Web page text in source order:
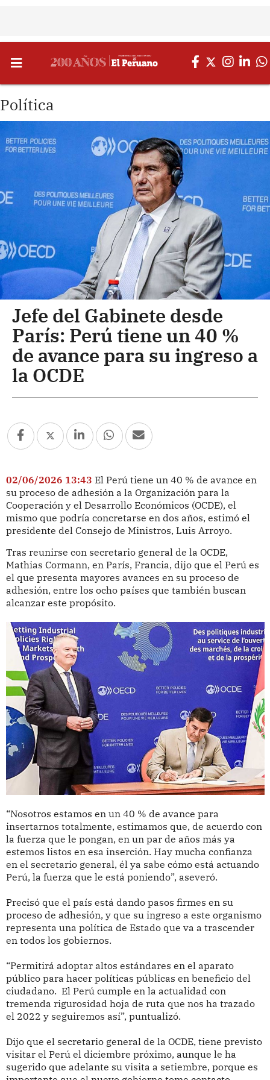
Política
Jefe del Gabinete desde
París: Perú tiene un 40 %
de avance para su ingreso a
la OCDE
02/06/2026 13:43 El Perú tiene un 40 % de avance en
su proceso de adhesión a la Organización para la
Cooperación y el Desarrollo Económicos (OCDE), el
mismo que podría concretarse en dos años, estimó el
presidente del Consejo de Ministros, Luis Arroyo.
Tras reunirse con secretario general de la OCDE,
Mathias Cormann, en París, Francia, dijo que el Perú es
el que presenta mayores avances en su proceso de
adhesión, entre los ocho países que también buscan
alcanzar este propósito.
“Nosotros estamos en un 40 % de avance para
insertarnos totalmente, estimamos que, de acuerdo con
la fuerza que le pongan, en un par de años más ya
estemos listos en esa inserción. Hay mucha confianza
en el secretario general, él ya sabe cómo está actuando
Perú, la fuerza que le está poniendo”, aseveró.
Precisó que el país está dando pasos firmes en su
proceso de adhesión, y que su ingreso a este organismo
representa una política de Estado que va a trascender
en todos los gobiernos.
“Permitirá adoptar altos estándares en el aparato
público para hacer políticas públicas en beneficio del
ciudadano. El Perú cumple en la actualidad con
tremenda rigurosidad hoja de ruta que nos ha trazado
el 2022 y seguiremos así”, puntualizó.
Dijo que el secretario general de la OCDE, tiene previsto
visitar el Perú el diciembre próximo, aunque le ha
sugerido que adelante su visita a setiembre, porque es